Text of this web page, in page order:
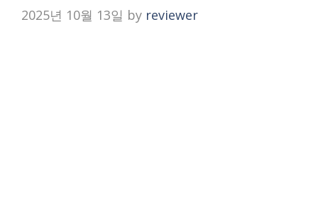
2025년 10월 13일 by reviewer